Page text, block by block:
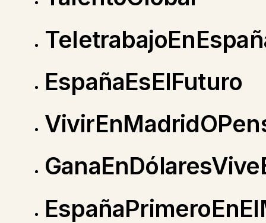
EspañaEsElFuturo